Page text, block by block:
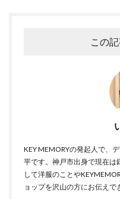
この
KEY MEMORYの発起人で、
平です。神戸市出身で現在は
して洋服のことや
ョップを沢山の方にお伝えで